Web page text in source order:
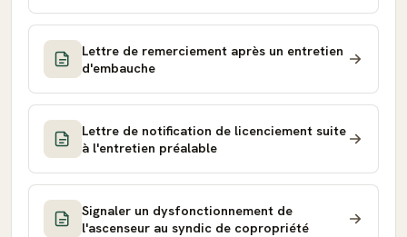
Lettre de remerciement après un entretien
d'embauche
Lettre de notification de licenciement suite
à l'entretien préalable
Signaler un dysfonctionnement de
l'ascenseur au syndic de copropriété